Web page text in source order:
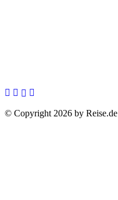
© Copyright 2026 by Reise.de